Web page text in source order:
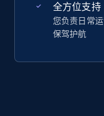
全方位支持
您负责日常
保驾护航